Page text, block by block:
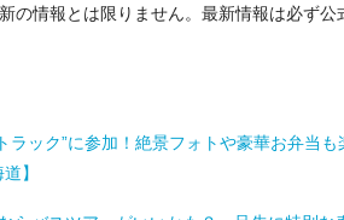
の情報とは限りません。最新情報は必ず公
ック”に参加！絶景フォトや豪華お弁当も
】